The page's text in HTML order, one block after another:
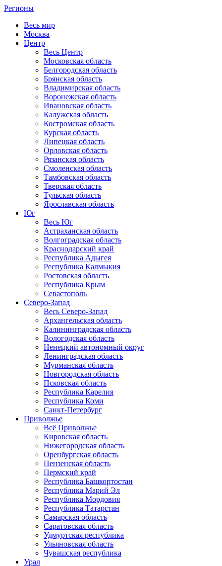
Регионы
Весь мир
Москва
Центр
Весь Центр
Московская область
Белгородская область
Брянская область
Владимирская область
Воронежская область
Ивановская область
Калужская область
Костромская область
Курская область
Липецкая область
Орловская область
Рязанская область
Смоленская область
Тамбовская область
Тверская область
Тульская область
Ярославская область
Юг
Весь Юг
Астраханская область
Волгоградская область
Краснодарский край
Республика Адыгея
Республика Калмыкия
Ростовская область
Республика Крым
Севастополь
Северо-Запад
Весь Северо-Запад
Архангельская область
Калининградская область
Вологодская область
Ненецкий автономный округ
Ленинградская область
Мурманская область
Новгородская область
Псковская область
Республика Карелия
Республика Коми
Санкт-Петербург
Приволжье
Всё Приволжье
Кировская область
Нижегородская область
Оренбургская область
Пензенская область
Пермский край
Республика Башкортостан
Республика Марий Эл
Республика Мордовия
Республика Татарстан
Самарская область
Саратовская область
Удмуртская республика
Ульяновская область
Чувашская республика
Урал